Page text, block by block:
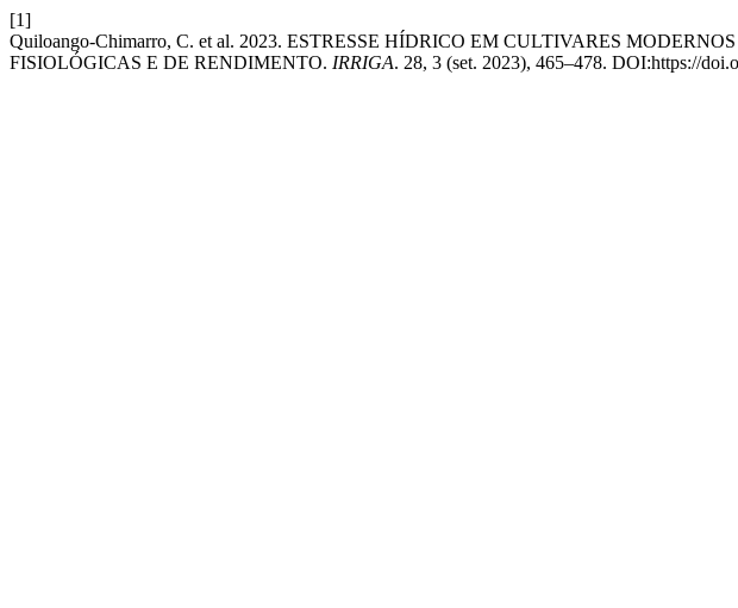
[1]
Quiloango-Chimarro, C. et al. 2023. ESTRESSE HÍDRICO EM CULTIVARES
FISIOLÓGICAS E DE RENDIMENTO. IRRIGA. 28, 3 (set. 2023), 465–478. DOI:https://